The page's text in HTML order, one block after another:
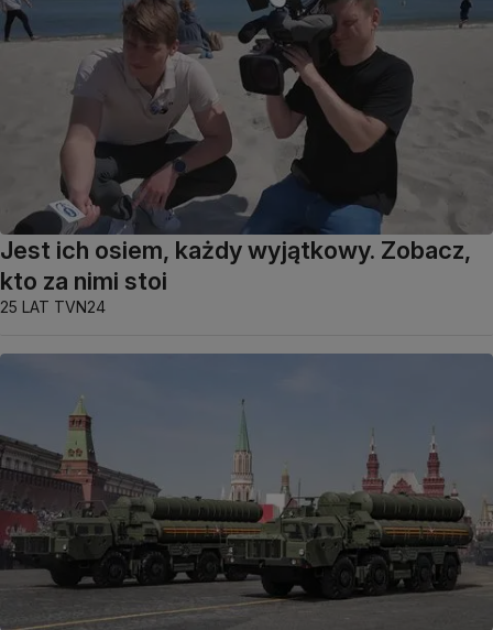
Jest ich osiem, każdy wyjątkowy. Zobacz,
kto za nimi stoi
25 LAT TVN24